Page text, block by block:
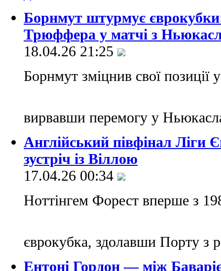
Борнмут штурмує
Трюффера у матчі з
18.04.26 21:25
Борнмут зміцнив свої позиції
вирвавши перемогу у
Англійський півфінал Ліги
зустріч із Віллою
17.04.26 00:34
Ноттінгем Форест вперше з
єврокубка, здолавши Порту з
Ентоні Гордон — між